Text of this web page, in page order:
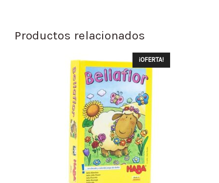
Productos relacionados
¡OFERTA!